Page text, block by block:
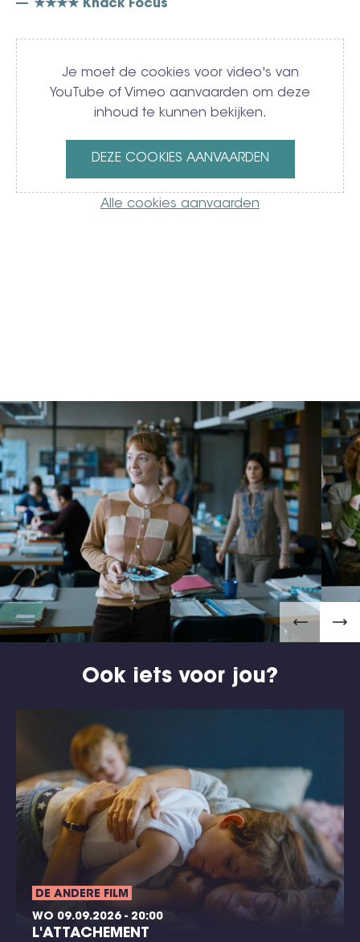
★★★★ Knack Focus
Video
Je moet de cookies voor video's van
YouTube of Vimeo aanvaarden om deze
inhoud te kunnen bekijken.
DEZE COOKIES AANVAARDEN
Alle cookies aanvaarden
Ook iets voor jou?
DE ANDERE FILM
WO 09.09.2026 - 20:00
L'ATTACHEMENT